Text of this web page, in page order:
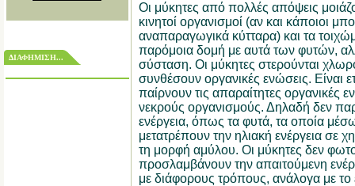
ΔΙΑΦΗΜΙΣΗ...
Οι μύκητες από πολλές απόψεις
κινητοί οργανισμοί (αν και κάποιοι
αναπαραγωγικά κύτταρα) και τα
παρόμοια δομή με αυτά των φυτών,
σύσταση. Οι μύκητες στερούνται
συνθέσουν οργανικές ενώσεις. Είναι
παίρνουν τις απαραίτητες οργανικές
νεκρούς οργανισμούς. Δηλαδή δεν
ενέργεια, όπως τα φυτά, τα οποία
μετατρέπουν την ηλιακή ενέργεια σε
τη μορφή αμύλου. Οι μύκητες δεν
προσλαμβάνουν την απαιτούμενη
με διάφορους τρόπους, ανάλογα με το